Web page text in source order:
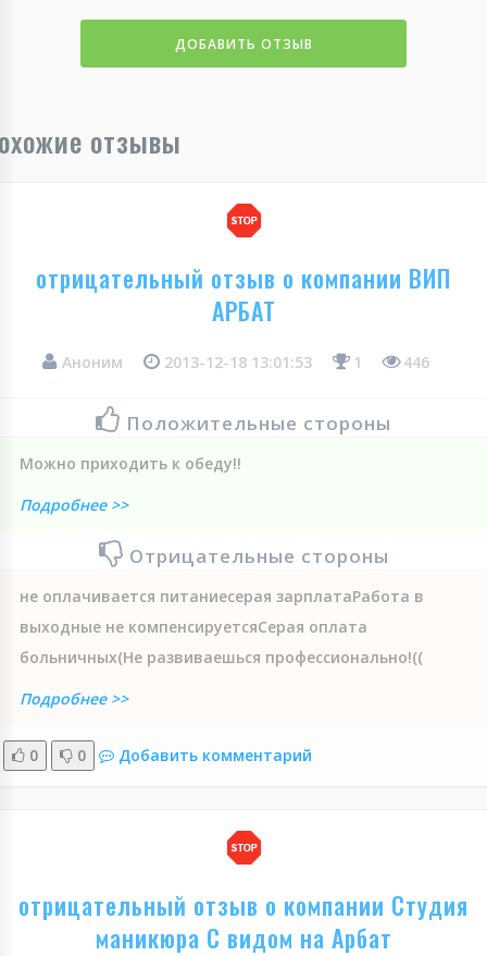
ДОБАВИТЬ ОТЗЫВ
отзывы
отрицательный отзыв о компании ВИП
АРБАТ
Аноним 2013-12-18 13:01:53 1 446
Положительные стороны
Можно приходить к обеду!!
Подробнее >>
Отрицательные стороны
не оплачивается питаниесерая зарплатаРабота в
выходные не компенсируетсяСерая оплата
больничных(Не развиваешься профессионально!((
Подробнее >>
0 0 Добавить комментарий
отрицательный отзыв о компании Студия
маникюра С видом на Арбат